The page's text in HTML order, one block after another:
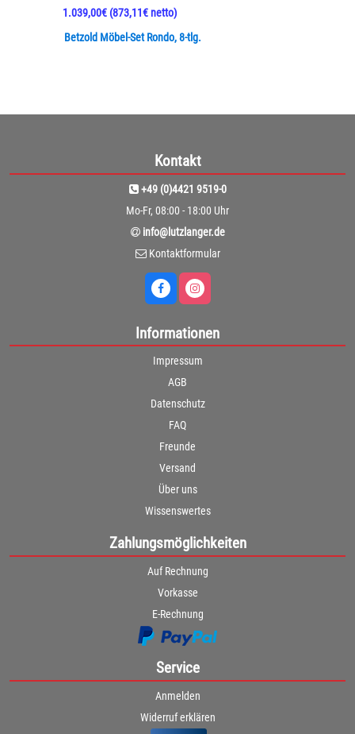
Betzold Möbel-Set Rondo, 8-tlg.
1.039,00€(873,11€ netto)
Kontakt
+49 (0)4421 9519-0
Mo-Fr, 08:00 - 18:00 Uhr
info@lutzlanger.de
Kontaktformular
Informationen
Impressum
AGB
Datenschutz
FAQ
Freunde
Versand
Über uns
Wissenswertes
Zahlungsmöglichkeiten
Auf Rechnung
Vorkasse
E-Rechnung
Service
Anmelden
Widerruf erklären